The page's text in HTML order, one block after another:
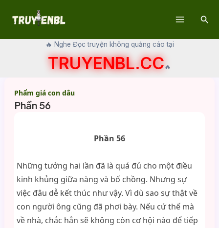
🔥 Nghe Đọc truyện không quảng cáo tại
TRUYENBL.CC🔥
Phẩm giá con dâu
Phần 56
Phần 56
Những tưởng hai lần đã là quá đủ cho một điều
kinh khủng giữa nàng và bố chồng. Nhưng sự
việc đâu dễ kết thúc như vậy. Vì dù sao sự thật về
con người ông cũng đã phơi bày. Nếu cứ thế mà
về nhà, chắc hẳn sẽ không còn cơ hội nào để tiếp